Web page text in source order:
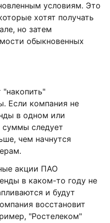
условиям. Это
хотят получать
но затем
обыкновенных
"накопить"
Если компания не
в одном или
суммы следует
чем начнутся
акции ПАО
в каком-то году не
и будут
восстановит
"Ростелеком"